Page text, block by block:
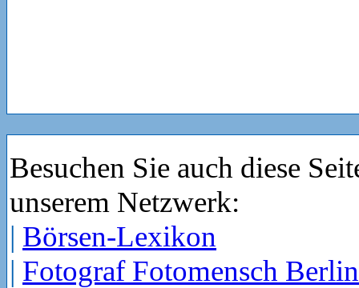
Besuchen Sie auch diese
unserem Netzwerk:
| Börsen-Lexikon
| Fotograf Fotomensch Berlin